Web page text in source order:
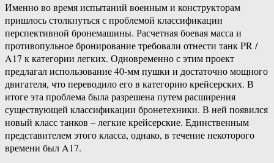
Именно во время испытаний военным и конструкторам
пришлось столкнуться с проблемой классификации
перспективной бронемашины. Расчетная боевая масса и
противопульное бронирование требовали отнести танк PR /
A17 к категории легких. Одновременно с этим проект
предлагал использование 40-мм пушки и достаточно мощного
двигателя, что переводило его в категорию крейсерских. В
итоге эта проблема была разрешена путем расширения
существующей классификации бронетехники. В ней появился
новый класс танков – легкие крейсерские. Единственным
представителем этого класса, однако, в течение некоторого
времени был A17.